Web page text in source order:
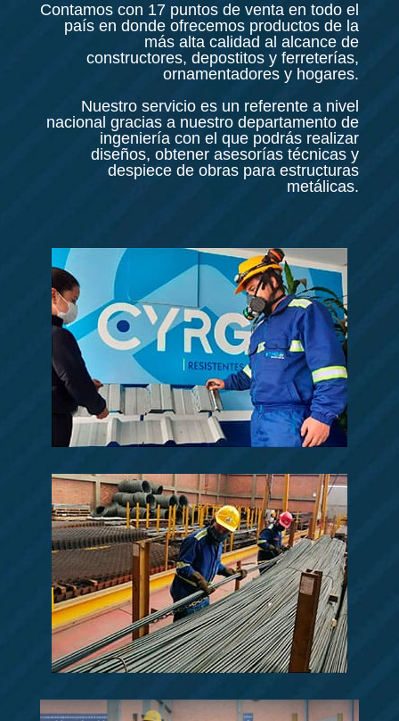
Contamos con 17 puntos de venta en todo el
país en donde ofrecemos productos de la
más alta calidad al alcance de
constructores, depostitos y ferreterías,
ornamentadores y hogares.
Nuestro servicio es un referente a nivel
nacional gracias a nuestro departamento de
ingeniería con el que podrás realizar
diseños, obtener asesorías técnicas y
despiece de obras para estructuras
metálicas.